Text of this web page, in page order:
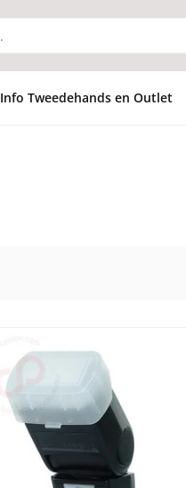
Info Tweedehands en Outlet